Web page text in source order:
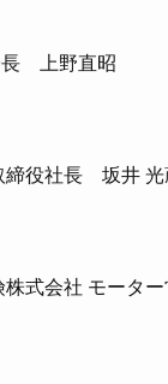
上野直昭
締役社長 坂井 光
株式会社 モー